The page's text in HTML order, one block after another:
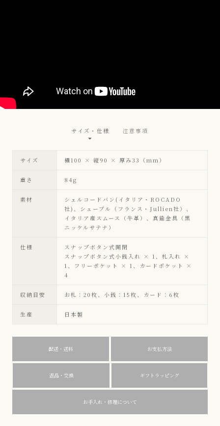
サイズ・仕様 注意事項
サイズ 横100 × 縦90 × 厚み33（mm）
重さ 84g
素材
シェルコードバン(イタリア・ROCADO
社)、シェーブル（フランス・Jullien社）、
イタリア産スムース（牛革）、真鍮金具（黒
ニッケルサテナ）
仕様
スナップボタン式開閉
スナップボタン式小銭入れ × 1、札入れ ×
1、フリーポケット × 1、カードポケット ×
4
収納目安 お札：20枚、小銭：15枚、カード：6枚
生産 日本製
配送・送料 お支払方法
返品・交換 ギフトラッピング
お手入れ・修理について